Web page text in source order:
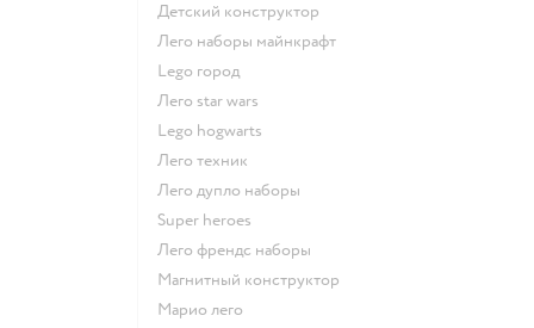
Детский конструктор
Лего наборы майнкрафт
Lego город
Лего star wars
Lego hogwarts
Лего техник
Лего дупло наборы
Super heroes
Лего френдс наборы
Магнитный конструктор
Марио лего